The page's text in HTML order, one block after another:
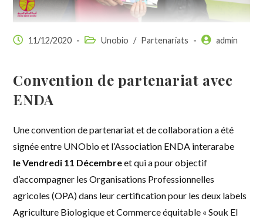
11/12/2020 Unobio / Partenariats admin
Convention de partenariat avec
ENDA
Une convention de partenariat et de collaboration a été
signée entre UNObio et l’Association ENDA interarabe
le Vendredi 11 Décembreet qui a pour objectif
d’accompagner les Organisations Professionnelles
agricoles (OPA) dans leur certification pour les deux labels
Agriculture Biologique et Commerce équitable « Souk El